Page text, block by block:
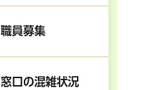
職員募集
窓口の混雑状況